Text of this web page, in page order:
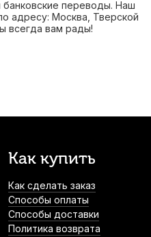
переводы. Наш
адресу: Москва, Тверской
всегда вам рады!
Как купить
Как сделать заказ
Способы оплаты
Способы доставки
Политика возврата